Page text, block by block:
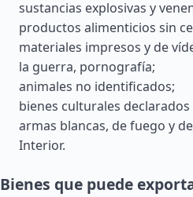
sustancias explosivas y
productos alimenticios sin
materiales impresos y de
la guerra, pornografía;
animales no identificados;
bienes culturales
armas blancas, de fuego y
Interior.
Bienes que puede